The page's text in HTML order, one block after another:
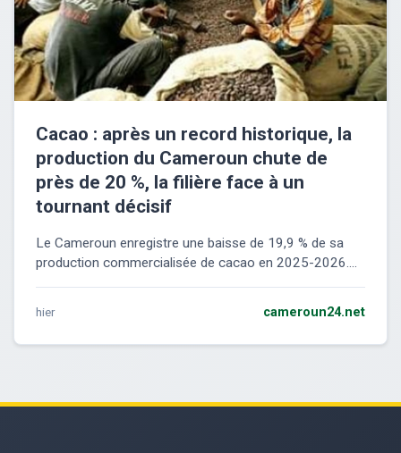
Cacao : après un record historique, la
production du Cameroun chute de
près de 20 %, la filière face à un
tournant décisif
Le Cameroun enregistre une baisse de 19,9 % de sa
production commercialisée de cacao en 2025-2026....
hier cameroun24.net